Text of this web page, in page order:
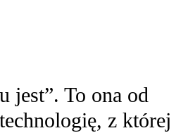
jest”. To ona od
z której